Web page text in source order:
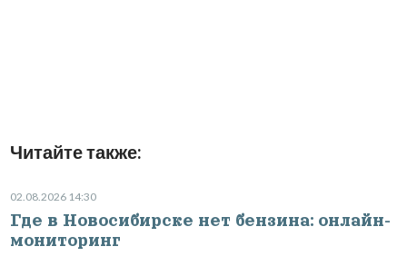
Читайте также:
02.08.2026 14:30
Где в Новосибирске нет бензина: онлайн-
мониторинг